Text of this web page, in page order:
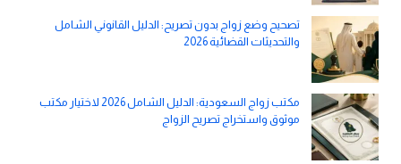
تصحيح وضع زواج بدون تصريح: الدليل القانوني الشامل
والتحديثات القضائية 2026
مكتب زواج السعودية: الدليل الشامل 2026 لاختيار مكتب
موثوق واستخراج تصريح الزواج